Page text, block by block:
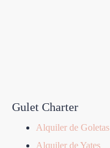
Gulet Charter
Alquiler de Goletas
Alquiler de Yates